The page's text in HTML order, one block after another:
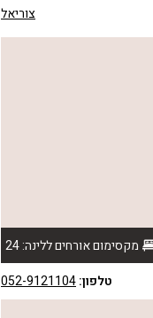
צוריאל
מקסימום אורחים ללינה: 24
טלפון:052-9121104